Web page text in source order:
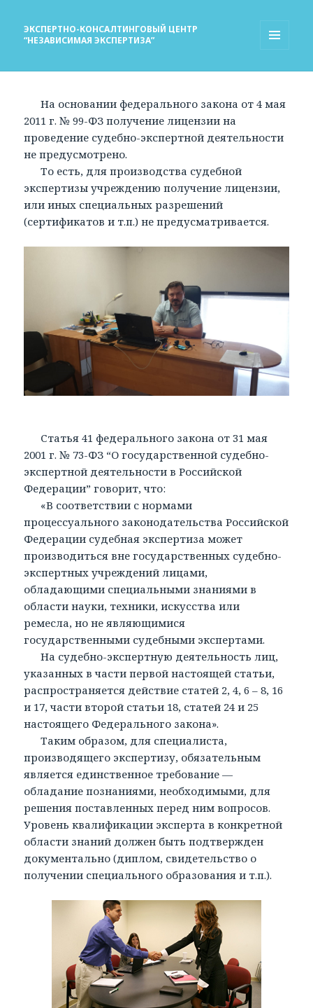
ЭКСПЕРТНО-КОНСАЛТИНГОВЫЙ ЦЕНТР
“НЕЗАВИСИМАЯ ЭКСПЕРТИЗА”
На основании федерального закона от 4 мая
2011 г. № 99-ФЗ получение лицензии на
проведение судебно-экспертной деятельности
не предусмотрено.
То есть, для производства судебной
экспертизы учреждению получение лицензии,
или иных специальных разрешений
(сертификатов и т.п.) не предусматривается.
Статья 41 федерального закона от 31 мая
2001 г. № 73-ФЗ “О государственной судебно-
экспертной деятельности в Российской
Федерации” говорит, что:
«В соответствии с нормами
процессуального законодательства Российской
Федерации судебная экспертиза может
производиться вне государственных судебно-
экспертных учреждений лицами,
обладающими специальными знаниями в
области науки, техники, искусства или
ремесла, но не являющимися
государственными судебными экспертами.
На судебно-экспертную деятельность лиц,
указанных в части первой настоящей статьи,
распространяется действие статей 2, 4, 6 – 8, 16
и 17, части второй статьи 18, статей 24 и 25
настоящего Федерального закона».
Таким образом, для специалиста,
производящего экспертизу, обязательным
является единственное требование —
обладание познаниями, необходимыми, для
решения поставленных перед ним вопросов.
Уровень квалификации эксперта в конкретной
области знаний должен быть подтвержден
документально (диплом, свидетельство о
получении специального образования и т.п.).